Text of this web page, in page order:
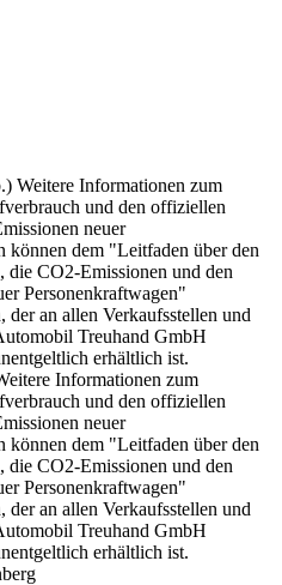
Weitere Informationen zum
und den offiziellen
neuer
können dem "Leitfaden über den
die CO2-Emissionen und den
Personenkraftwagen"
der an allen Verkaufsstellen und
Treuhand GmbH
erhältlich ist.
Informationen zum
und den offiziellen
neuer
können dem "Leitfaden über den
die CO2-Emissionen und den
Personenkraftwagen"
der an allen Verkaufsstellen und
Treuhand GmbH
erhältlich ist.